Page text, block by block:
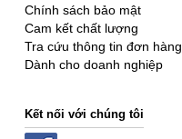
Chính sách bảo mật
Cam kết chất lượng
Tra cứu thông tin đơn hàng
Dành cho doanh nghiệp
Kết nối với chúng tôi